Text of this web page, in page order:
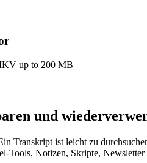
up to 200 MB
und
Transkript ist leicht zu
Tools, Notizen, Skripte,